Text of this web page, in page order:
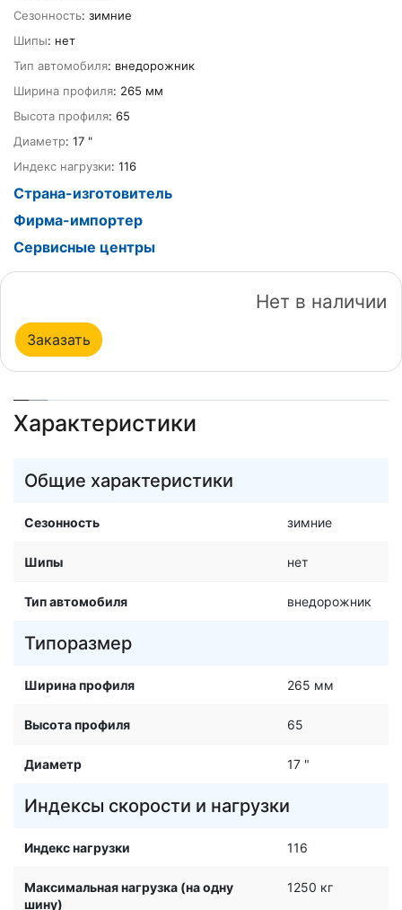
Сезонность: зимние
Шипы: нет
Тип автомобиля: внедорожник
Ширина профиля: 265 мм
Высота профиля: 65
Диаметр: 17 "
Индекс нагрузки: 116
Страна-изготовитель
Фирма-импортер
Сервисные центры
Нет в наличии
Заказать
Характеристики
Общие характеристики
Сезонность зимние
Шипы нет
Тип автомобиля внедорожник
Типоразмер
Ширина профиля 265 мм
Высота профиля 65
Диаметр 17 "
Индексы скорости и нагрузки
Индекс нагрузки 116
Максимальная нагрузка (на одну
шину)
1250 кг